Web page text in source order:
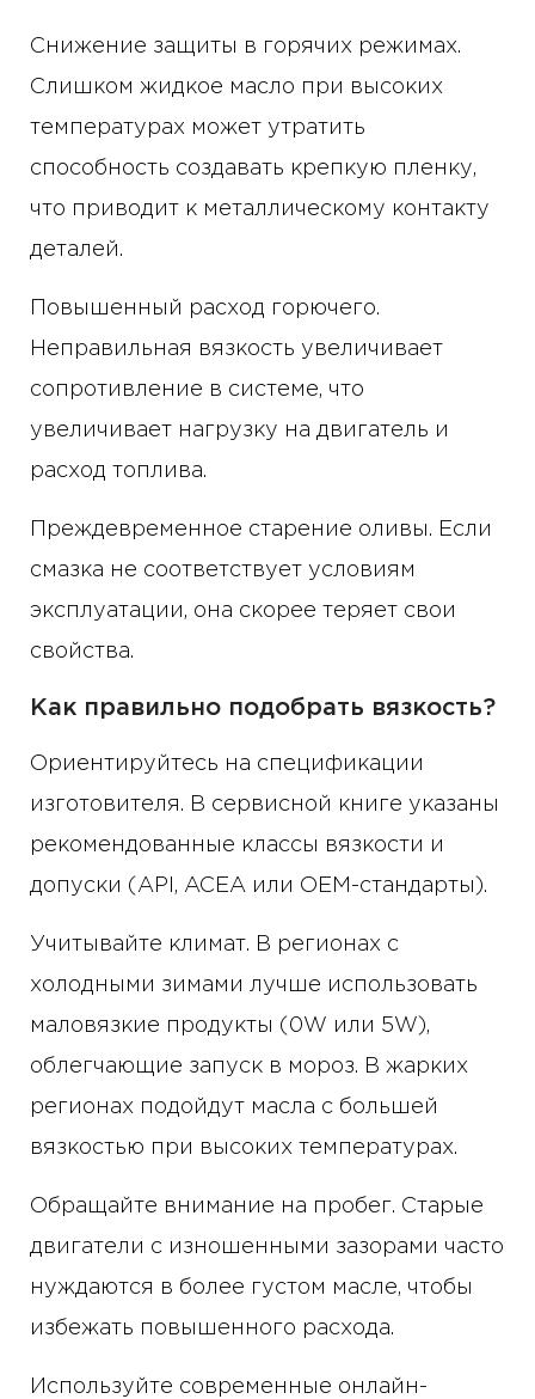
Снижение защиты в горячих режимах.
Слишком жидкое масло при высоких
температурах может утратить
способность создавать крепкую пленку,
что приводит к металлическому контакту
деталей.
Повышенный расход горючего.
Неправильная вязкость увеличивает
сопротивление в системе, что
увеличивает нагрузку на двигатель и
расход топлива.
Преждевременное старение оливы. Если
смазка не соответствует условиям
эксплуатации, она скорее теряет свои
свойства.
Как правильно подобрать вязкость?
Ориентируйтесь на спецификации
изготовителя. В сервисной книге указаны
рекомендованные классы вязкости и
допуски (API, ACEA или OEM-стандарты).
Учитывайте климат. В регионах с
холодными зимами лучше использовать
маловязкие продукты (0W или 5W),
облегчающие запуск в мороз. В жарких
регионах подойдут масла с большей
вязкостью при высоких температурах.
Обращайте внимание на пробег. Старые
двигатели с изношенными зазорами часто
нуждаются в более густом масле, чтобы
избежать повышенного расхода.
Используйте современные онлайн-